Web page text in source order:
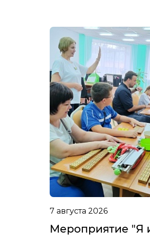
7 августа 2026
Мероприятие "Я